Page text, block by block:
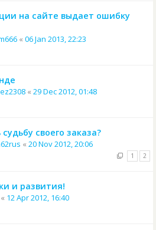
на сайте выдает ошибку
« 06 Jan 2013, 22:23
« 29 Dec 2012, 01:48
своего заказа?
« 20 Nov 2012, 20:06
1 2
и развития!
« 12 Apr 2012, 16:40